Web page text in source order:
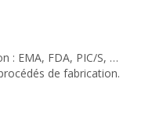
: EMA, FDA, PIC/S, …
de fabrication.